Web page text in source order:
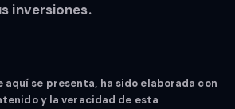
inversiones.
se presenta, ha sido elaborada con
y la veracidad de esta